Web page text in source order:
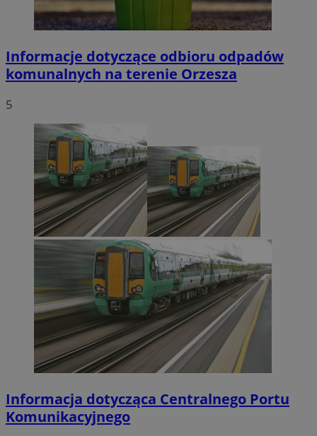
Informacje dotyczące odbioru odpadów
komunalnych na terenie Orzesza
5
Informacja dotycząca Centralnego Portu
Komunikacyjnego